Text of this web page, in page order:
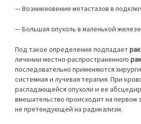
— Возникновение метастазов в
— Большая опухоль в маленькой железе
Под такое определение подпадаетрак
лечении местно-распространенного
последовательно применяются
системная и лучевая терапия. При
распадающейся опухоли и ее
вмешательство происходит на первом
не претендующей на радикализм.